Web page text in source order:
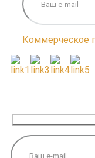
Коммерческое